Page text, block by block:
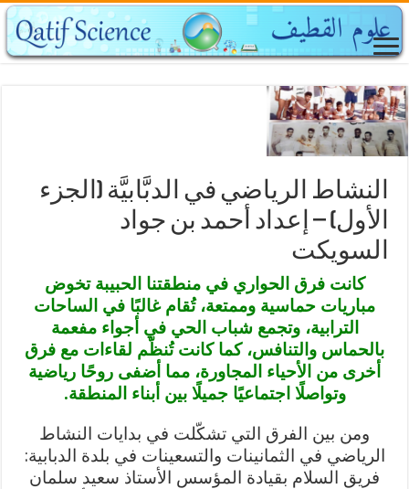
النشاط الرياضي في الدبَّابيَّة (الجزء
الأول) – إعداد أحمد بن جواد
السويكت
كانت فرق الحواري في منطقتنا الحبيبة تخوض
مباريات حماسية وممتعة، تُقام غالبًا في الساحات
الترابية، وتجمع شباب الحي في أجواء مفعمة
بالحماس والتنافس، كما كانت تُنظّم لقاءات مع فرق
أخرى من الأحياء المجاورة، مما أضفى روحًا رياضية
وتواصلًا اجتماعيًا جميلًا بين أبناء المنطقة.
ومن بين الفرق التي تشكّلت في بدايات النشاط
الرياضي في الثمانينات والتسعينات في بلدة الدبابية:
فريق السلام بقيادة المؤسس الأستاذ سعيد سلمان